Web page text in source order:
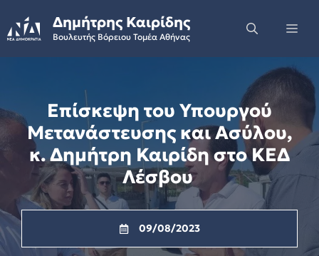
to
content
Δημήτρης Καιρίδης
Βουλευτής Βόρειου Τομέα Αθήνας
Επίσκεψη του Υπουργού
Μετανάστευσης και Ασύλου,
κ. Δημήτρη Καιρίδη στο ΚΕΔ
Λέσβου
09/08/2023